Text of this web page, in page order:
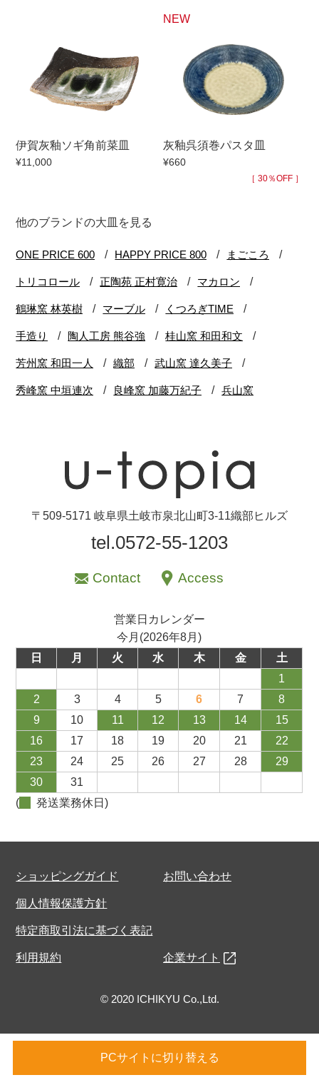
伊賀灰釉ソギ角前菜皿
¥11,000
NEW
灰釉呉須巻パスタ皿
¥660
［ 30％OFF ］
他のブランドの大皿を見る
〒509-5171 岐阜県土岐市泉北山町3-11織部ヒルズ
tel.0572-55-1203
Contact Access
営業日カレンダー
今月(2026年8月)
日
月 火 水 木 金
土
1
2
3 4 5 6 7
8
9
10 11 12 13 14
15
16
17 18 19 20 21
22
23
24 25 26 27 28
29
30
31
(
発送業務休日)
ショッピングガイド お問い合わせ
個人情報保護方針
特定商取引法に基づく表記
利用規約 企業サイト
© 2020 ICHIKYU Co.,Ltd.
PCサイトに切り替える